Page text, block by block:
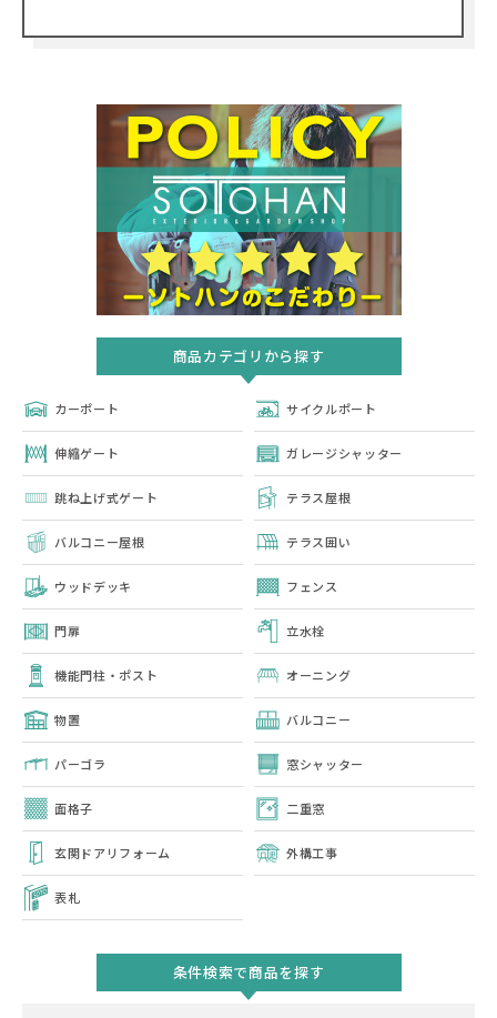
商品カテゴリから探す
カーポート サイクルポート
伸縮ゲート ガレージシャッター
跳ね上げ式ゲート テラス屋根
バルコニー屋根 テラス囲い
ウッドデッキ フェンス
門扉 立水栓
機能門柱・ポスト オーニング
物置 バルコニー
パーゴラ 窓シャッター
面格子 二重窓
玄関ドアリフォーム 外構工事
表札
条件検索で商品を探す